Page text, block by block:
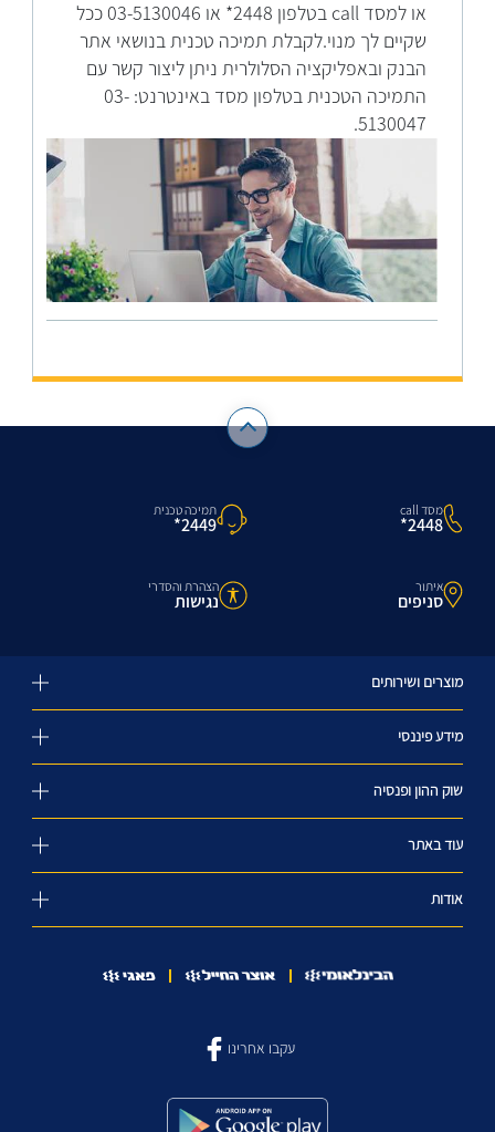
או למסד call בטלפון 2448* או 03-5130046 ככל
שקיים לך מנוי.לקבלת תמיכה טכנית בנושאי אתר
הבנק ובאפליקציה הסלולרית ניתן ליצור קשר עם
התמיכה הטכנית בטלפון מסד באינטרנט: 03-
5130047.
מסד call
2448*
תמיכה טכנית
2449*
איתור
סניפים
הצהרת והסדרי
נגישות
מוצרים ושירותים
מידע פיננסי
שוק ההון ופנסיה
עוד באתר
אודות
עקבו אחרינו